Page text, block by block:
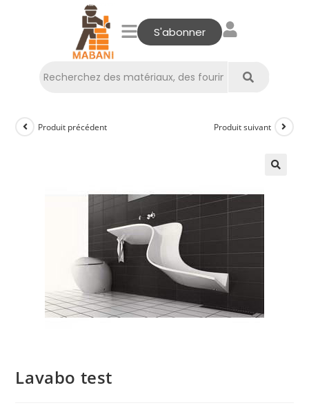
S'abonner
Produit précédent Produit suivant
Lavabo test